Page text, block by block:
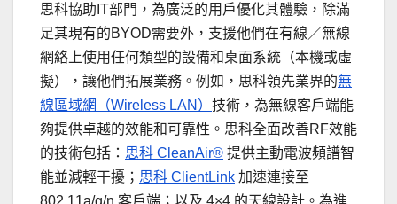
思科協助IT部門，為廣泛的用戶優化其體驗，除滿
足其現有的BYOD需要外，支援他們在有線／無線
網絡上使用任何類型的設備和桌面系統（本機或虛
擬），讓他們拓展業務。例如，思科領先業界的無
線區域網（Wireless LAN） 技術，為無線客戶端能
夠提供卓越的效能和可靠性。思科全面改善RF效能
的技術包括： 思科 CleanAir® 提供主動電波頻譜智
能並減輕干擾； 思科 ClientLink 加速連接至
802.11a/g/n 客戶端；以及 4×4 的天線設計。為進